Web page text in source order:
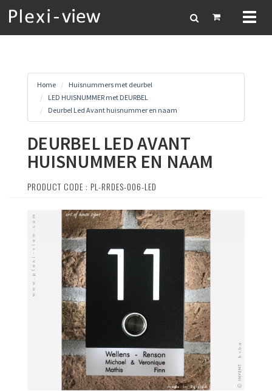
Home
Huisnummers met deurbel
LED HUISNUMMER met DEURBEL
Deurbel Led Avant huisnummer en naam
DEURBEL LED AVANT
HUISNUMMER EN NAAM
PRODUCT CODE : PL-RRDES-006-LED